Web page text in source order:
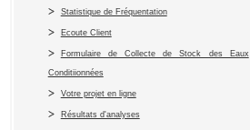
Statistique de Fréquentation
Ecoute Client
Formulaire de Collecte de Stock des Eaux
Conditiionnées
Votre projet en ligne
Résultats d'analyses